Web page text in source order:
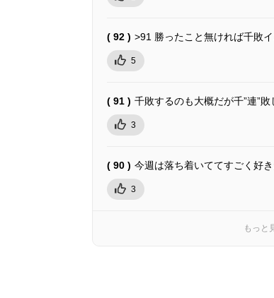
( 92 ) >91 勝ったこと無ければ千敗
5
( 91 ) 千敗するのも大概だが千”連”
3
( 90 ) 今週は落ち着いててすごく好
3
もっと